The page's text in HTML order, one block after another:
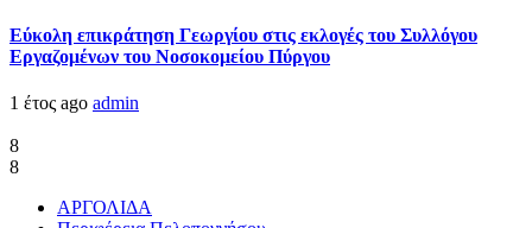
Εύκολη επικράτηση Γεωργίου στις εκλογές του Συλλόγου
Εργαζομένων του Νοσοκομείου Πύργου
1 έτος ago admin
8
8
ΑΡΓΟΛΙΔΑ